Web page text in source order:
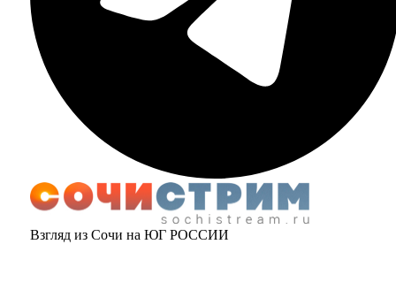
Взгляд из Сочи на ЮГ РОССИИ